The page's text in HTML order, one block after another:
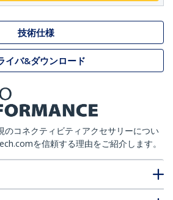
技術仕様
イバ&ダウンロード
のコネクティビティアクセサリーについ
を信頼する理由をご紹介します。